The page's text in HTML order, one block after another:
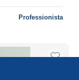
Professionista